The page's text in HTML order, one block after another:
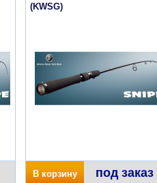
(KWSG)
В корзину под заказ